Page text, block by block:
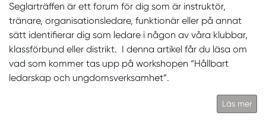
Seglarträffen är ett forum för dig som är instruktör,
tränare, organisationsledare, funktionär eller på annat
sätt identifierar dig som ledare i någon av våra klubbar,
klassförbund eller distrikt. I denna artikel får du läsa om
vad som kommer tas upp på workshopen “Hållbart
ledarskap och ungdomsverksamhet”.
Läs mer